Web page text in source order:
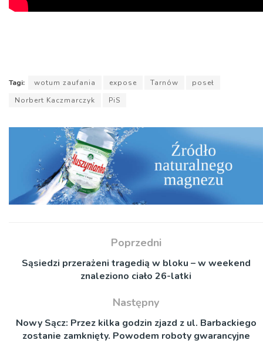
Tagi: wotum zaufania expose Tarnów
poseł
Norbert Kaczmarczyk
PiS
Poprzedni
Sąsiedzi przerażeni tragedią w bloku – w weekend
znaleziono ciało 26-latki
Następny
Nowy Sącz: Przez kilka godzin zjazd z ul. Barbackiego
zostanie zamknięty. Powodem roboty gwarancyjne